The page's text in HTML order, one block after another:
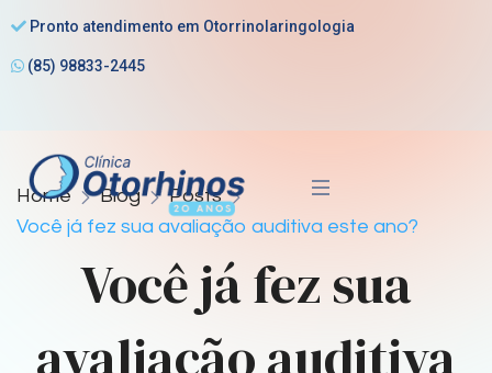
Pronto atendimento em Otorrinolaringologia
(85) 98833-2445
Home Blog
Posts
Você já fez sua avaliação auditiva este ano?
Você já fez sua
avaliação auditiva